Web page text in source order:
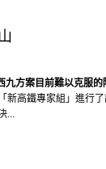
九方案目前難以克服的
新高鐵專家組」進行
...